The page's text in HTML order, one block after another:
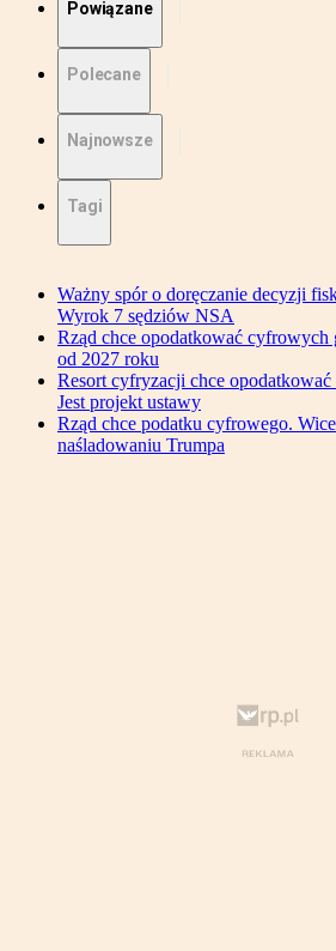
Powiązane
Polecane
Najnowsze
Tagi
Ważny spór o doręczanie decyzji
Wyrok 7 sędziów NSA
Rząd chce opodatkować cyfrowych
od 2027 roku
Resort cyfryzacji chce
Jest projekt ustawy
Rząd chce podatku cyfrowego.
naśladowaniu Trumpa